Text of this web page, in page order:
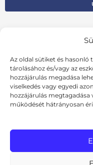
Az oldal sütiket és hasonló
tárolásához és/vagy az
hozzájárulás megadása
viselkedés vagy egyedi
hozzájárulás megtagadása
működését hátrányosan